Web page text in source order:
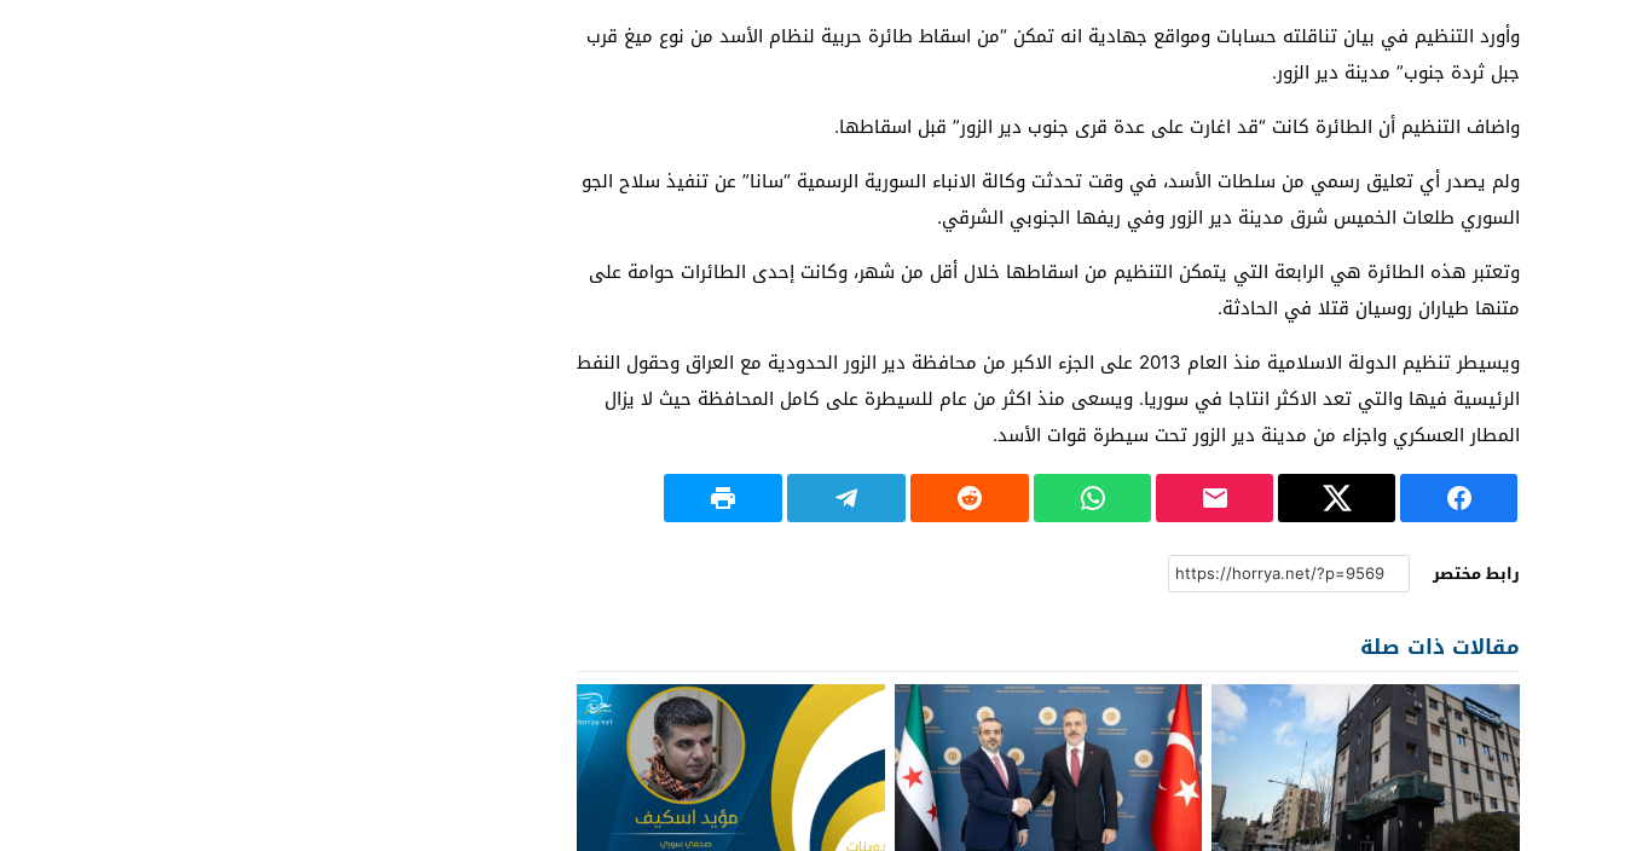
وأورد التنظيم في بيان تناقلته حسابات ومواقع جهادية انه تمكن “من اسقاط طائرة حربية لنظام الأسد من نوع ميغ قرب
جبل ثردة جنوب” مدينة دير الزور.
واضاف التنظيم أن الطائرة كانت “قد اغارت على عدة قرى جنوب دير الزور” قبل اسقاطها.
ولم يصدر أي تعليق رسمي من سلطات الأسد، في وقت تحدثت وكالة الانباء السورية الرسمية “سانا” عن تنفيذ سلاح الجو
السوري طلعات الخميس شرق مدينة دير الزور وفي ريفها الجنوبي الشرقي.
وتعتبر هذه الطائرة هي الرابعة التي يتمكن التنظيم من اسقاطها خلال أقل من شهر، وكانت إحدى الطائرات حوامة على
متنها طياران روسيان قتلا في الحادثة.
ويسيطر تنظيم الدولة الاسلامية منذ العام 2013 على الجزء الاكبر من محافظة دير الزور الحدودية مع العراق وحقول النفط
الرئيسية فيها والتي تعد الاكثر انتاجا في سوريا. ويسعى منذ اكثر من عام للسيطرة على كامل المحافظة حيث لا يزال
المطار العسكري واجزاء من مدينة دير الزور تحت سيطرة قوات الأسد.
رابط مختصر
مقالات ذات صلة